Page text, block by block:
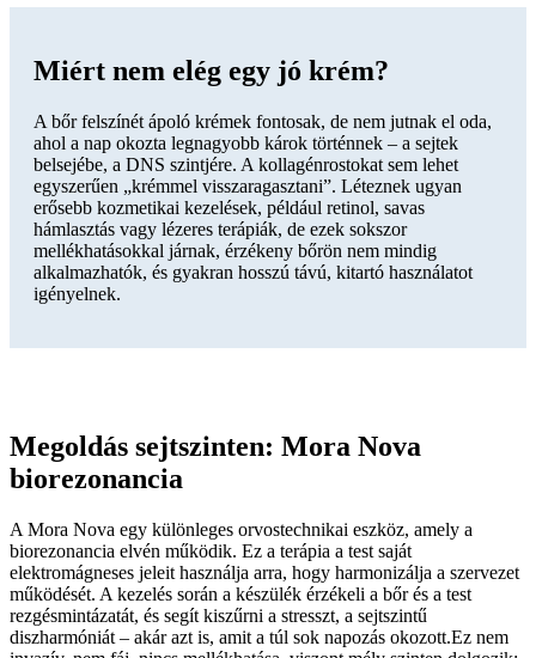
Miért nem elég egy jó krém?
A bőr felszínét ápoló krémek fontosak, de nem jutnak el oda,
ahol a nap okozta legnagyobb károk történnek – a sejtek
belsejébe, a DNS szintjére. A kollagénrostokat sem lehet
egyszerűen „krémmel visszaragasztani”. Léteznek ugyan
erősebb kozmetikai kezelések, például retinol, savas
hámlasztás vagy lézeres terápiák, de ezek sokszor
mellékhatásokkal járnak, érzékeny bőrön nem mindig
alkalmazhatók, és gyakran hosszú távú, kitartó használatot
igényelnek.
Megoldás sejtszinten: Mora Nova
biorezonancia
A Mora Nova egy különleges orvostechnikai eszköz, amely a
biorezonancia elvén működik. Ez a terápia a test saját
elektromágneses jeleit használja arra, hogy harmonizálja a szervezet
működését. A kezelés során a készülék érzékeli a bőr és a test
rezgésmintázatát, és segít kiszűrni a stresszt, a sejtszintű
diszharmóniát – akár azt is, amit a túl sok napozás okozott.Ez nem